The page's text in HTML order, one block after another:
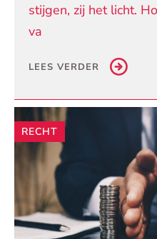
stijgen, zij het licht.
va
LEES VERDER
RECHT